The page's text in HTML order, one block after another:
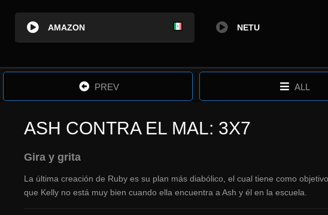
AMAZON NETU
PREV ALL
ASH CONTRA EL MAL: 3X7
Gira y grita
La última creación de Ruby es su plan más diabólico, el cual tiene como
que Kelly no está muy bien cuando ella encuentra a Ash y él en la escuela.